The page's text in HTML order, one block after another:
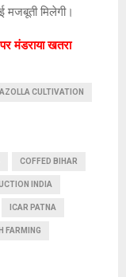
मजबूती मिलेगी।
मंडराया खतरा
AZOLLA CULTIVATION
COFFED BIHAR
INDIA
ICAR PATNA
FARMING